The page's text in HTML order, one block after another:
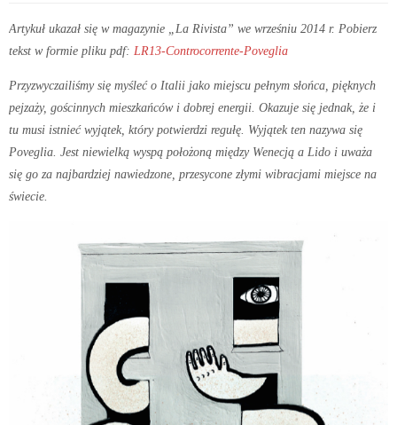
Artykuł ukazał się w magazynie „La Rivista” we wrześniu 2014 r. Pobierz
tekst w formie pliku pdf: LR13-Controcorrente-Poveglia
Przyzwyczailiśmy się myśleć o Italii jako miejscu pełnym słońca, pięknych
pejzaży, gościnnych mieszkańców i dobrej energii. Okazuje się jednak, że i
tu musi istnieć wyjątek, który potwierdzi regułę. Wyjątek ten nazywa się
Poveglia. Jest niewielką wyspą położoną między Wenecją a Lido i uważa
się go za najbardziej nawiedzone, przesycone złymi wibracjami miejsce na
świecie.